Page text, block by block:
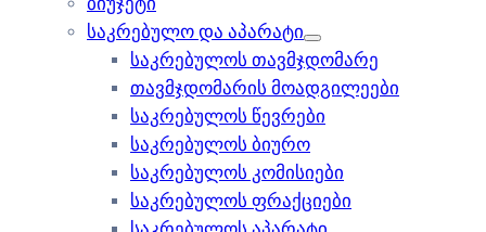
საკრებულო და აპარატი
საკრებულოს თავმჯდომარე
თავმჯდომარის მოადგილეები
საკრებულოს წევრები
საკრებულოს ბიურო
საკრებულოს კომისიები
საკრებულოს ფრაქციები